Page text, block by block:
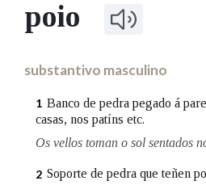
Facebook
TwitterYoutubeInstagram
Bluesky
BUSCAR NOS LEMAS
Remata por
Contén
poio
substantivo masculino
1 Banco de pedra pegado á
casas, nos patíns etc.
Os vellos toman o sol sentados
2 Soporte de pedra que teñen